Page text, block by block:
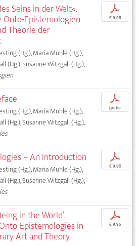
Seins in der Welt«.
Onto-Epistemologien
Theorie der
(Hg.), Maria Muhle (Hg.),
(Hg.), Susanne Witzgall (Hg.),
p
€ 9,95
(Hg.), Maria Muhle (Hg.),
(Hg.), Susanne Witzgall (Hg.),
p
gratis
– An Introduction
(Hg.), Maria Muhle (Hg.),
(Hg.), Susanne Witzgall (Hg.),
p
€ 9,95
in the World’.
Epistemologies in
Art and Theory
p
€ 9,95